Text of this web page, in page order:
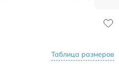
Таблица размеров